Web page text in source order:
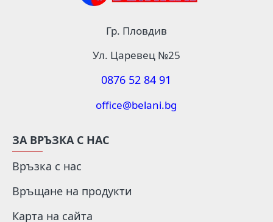
Гр. Пловдив
Ул. Царевец №25
0876 52 84 91
office@belani.bg
ЗА ВРЪЗКА С НАС
Връзка с нас
Връщане на продукти
Карта на сайта